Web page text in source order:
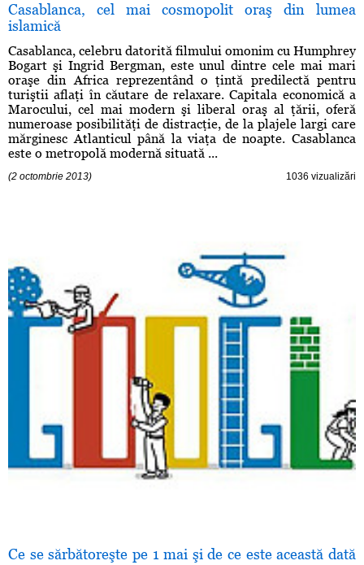
Casablanca, cel mai cosmopolit oraş din lumea
islamică
Casablanca, celebru datorită filmului omonim cu Humphrey
Bogart şi Ingrid Bergman, este unul dintre cele mai mari
oraşe din Africa reprezentând o ţintă predilectă pentru
turiştii aflaţi în căutare de relaxare. Capitala economică a
Marocului, cel mai modern şi liberal oraş al ţării, oferă
numeroase posibilităţi de distracţie, de la plajele largi care
mărginesc Atlanticul până la viaţa de noapte. Casablanca
este o metropolă modernă situată ...
(2 octombrie 2013) 1036 vizualizări
Ce se sărbătoreşte pe 1 mai şi de ce este această dată